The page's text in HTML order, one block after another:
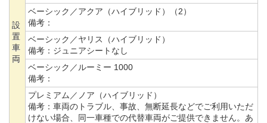
設
置
車
両
ベーシック／アクア（ハイブリッド）（2）
備考：
ベーシック／ヤリス（ハイブリッド）
備考： ジュニアシートなし
ベーシック／ルーミー 1000
備考：
プレミアム／ノア（ハイブリッド）
備考： 車両のトラブル、事故、無断延長などでご利用いただ
けない場合、同一車種での代替車両がご提供できません。あ